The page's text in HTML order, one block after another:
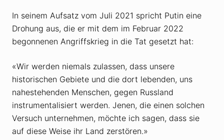
In seinem Aufsatz vom Juli 2021 spricht Putin eine
Drohung aus, die er mit dem im Februar 2022
begonnenen Angriffskrieg in die Tat gesetzt hat:
«Wir werden niemals zulassen, dass unsere
historischen Gebiete und die dort lebenden, uns
nahestehenden Menschen, gegen Russland
instrumentalisiert werden. Jenen, die einen solchen
Versuch unternehmen, möchte ich sagen, dass sie
auf diese Weise ihr Land zerstören.»